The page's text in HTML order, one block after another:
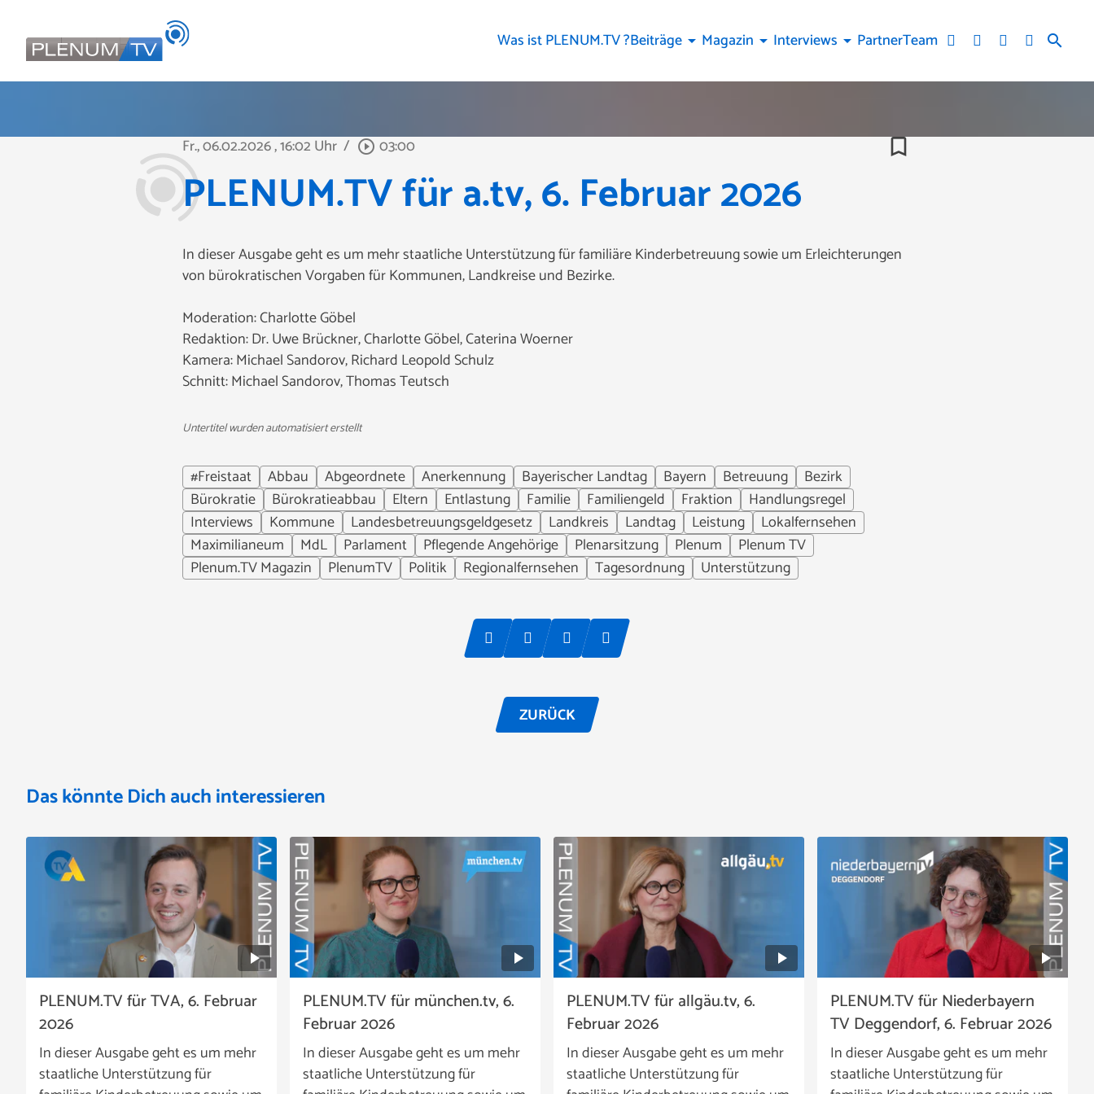
search
Was ist PLENUM.TV ?Beiträge arrow_drop_down Magazin arrow_drop_down Interviews arrow_drop_down PartnerTeam
Fr., 06.02.2026, 16:02 Uhr / play_circle_outline 03:00 bookmark_border
PLENUM.TV für a.tv, 6. Februar 2026
In dieser Ausgabe geht es um mehr staatliche Unterstützung für familiäre Kinderbetreuung sowie um Erleichterungen
von bürokratischen Vorgaben für Kommunen, Landkreise und Bezirke.
Moderation: Charlotte Göbel
Redaktion: Dr. Uwe Brückner, Charlotte Göbel, Caterina Woerner
Kamera: Michael Sandorov, Richard Leopold Schulz
Schnitt: Michael Sandorov, Thomas Teutsch
Untertitel wurden automatisiert erstellt
#Freistaat Abbau Abgeordnete Anerkennung Bayerischer Landtag Bayern Betreuung
Bezirk
Bürokratie
Bürokratieabbau Eltern Entlastung Familie Familiengeld Fraktion
Handlungsregel
Interviews
Kommune Landesbetreuungsgeldgesetz Landkreis Landtag Leistung
Lokalfernsehen
Maximilianeum
MdL Parlament Pflegende Angehörige Plenarsitzung Plenum
Plenum TV
Plenum.TV Magazin
PlenumTV Politik Regionalfernsehen Tagesordnung Unterstützung
ZURÜCK
Das könnte Dich auch interessieren
PLENUM.TV für TVA, 6. Februar
2026
In dieser Ausgabe geht es um mehr
staatliche Unterstützung für
PLENUM.TV für münchen.tv, 6.
Februar 2026
In dieser Ausgabe geht es um mehr
staatliche Unterstützung für
PLENUM.TV für allgäu.tv, 6.
Februar 2026
In dieser Ausgabe geht es um mehr
staatliche Unterstützung für
PLENUM.TV für Niederbayern
TV Deggendorf, 6. Februar 2026
In dieser Ausgabe geht es um mehr
staatliche Unterstützung für